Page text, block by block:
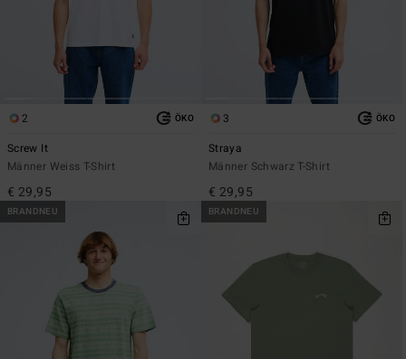
2 ÖKO
Screw It
Männer Weiss T-Shirt
€ 29,95
3 ÖKO
Straya
Männer Schwarz T-Shirt
€ 29,95
BRANDNEU BRANDNEU